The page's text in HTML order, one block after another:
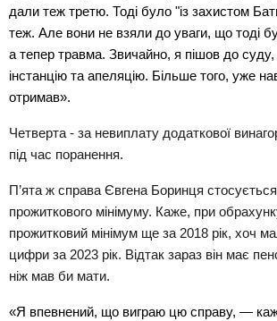
дали теж третю. Тоді було "із захистом
теж. Але вони не взяли до уваги, що тоді
а тепер травма. Звичайно, я пішов до
інстанцію та апеляцію. Більше того, уже
отримав».
Четверта - за невиплату додаткової
під час поранення.
П’ята ж справа Євгена Боринця
прожиткового мінімуму. Каже, при
прожитковий мінімум ще за 2018 рік, хоч
цифри за 2023 рік. Відтак зараз він має
ніж мав би мати.
«Я впевнений, що виграю цю справу, —